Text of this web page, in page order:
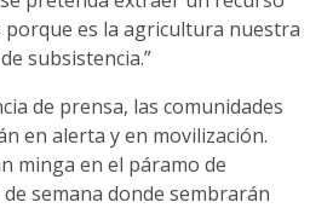
porque es la agricultura nuestra
subsistencia.”
de prensa, las comunidades
en alerta y en movilización.
minga en el páramo de
semana donde sembrarán